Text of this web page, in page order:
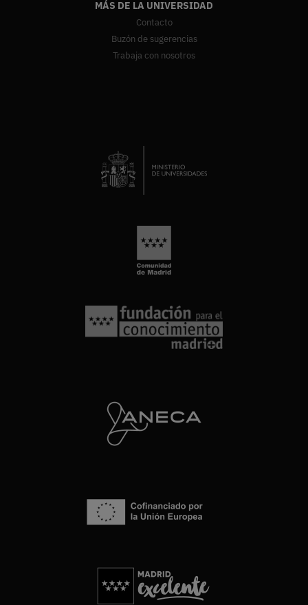
MÁS DE LA UNIVERSIDAD
Contacto
Buzón de sugerencias
Trabaja con nosotros